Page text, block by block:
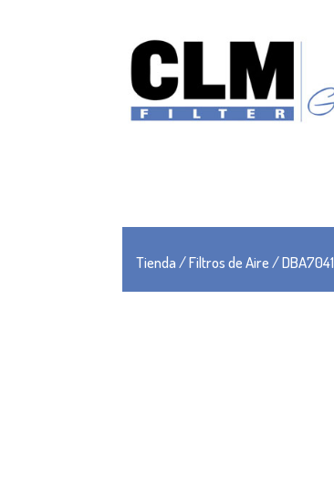
Tienda/Filtros de Aire/ DBA7041